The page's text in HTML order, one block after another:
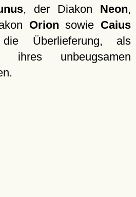
, der Diakon Neon,
Orion sowie Caius
Überlieferung, als
ihres unbeugsamen